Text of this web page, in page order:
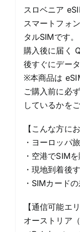
quantity
スロベニア
スマートフォ
タルSIMです。
購入後に届く
後すぐにデー
※本商品は
ご購入前に必
しているかを
【こんな方に
・ヨーロッパ
・空港でSIM
・現地到着後
・SIMカード
【通信可能エリ
オーストリア